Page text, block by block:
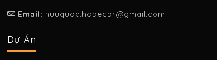
Email: huuquoc.hqdecor@gmail.com
Dự Án